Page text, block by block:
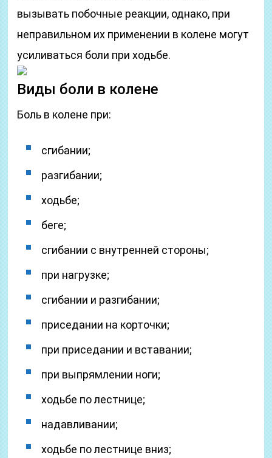
вызывать побочные реакции, однако, при
неправильном их применении в колене могут
усиливаться боли при ходьбе.
Виды боли в колене
Боль в колене при:
сгибании;
разгибании;
ходьбе;
беге;
сгибании с внутренней стороны;
при нагрузке;
сгибании и разгибании;
приседании на корточки;
при приседании и вставании;
при выпрямлении ноги;
ходьбе по лестнице;
надавливании;
ходьбе по лестнице вниз;